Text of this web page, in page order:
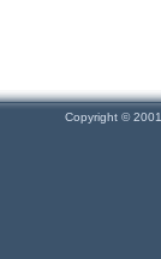
Copyright ©